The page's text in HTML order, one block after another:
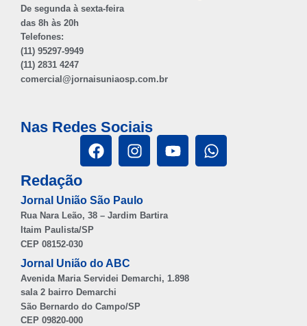
De segunda à sexta-feira
das 8h às 20h
Telefones:
(11) 95297-9949
(11) 2831 4247
comercial@jornaisuniaosp.com.br
Nas Redes Sociais
Redação
Jornal União São Paulo
Rua Nara Leão, 38 – Jardim Bartira
Itaim Paulista/SP
CEP 08152-030
Jornal União do ABC
Avenida Maria Servidei Demarchi, 1.898
sala 2 bairro Demarchi
São Bernardo do Campo/SP
CEP 09820-000